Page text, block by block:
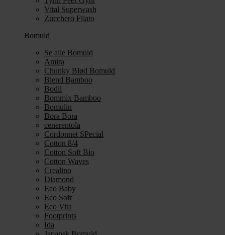
Vital Superwash
Zucchero Filato
Bomuld
Se alle Bomuld
Amira
Chunky Blød Bomuld
Blend Bamboo
Bodil
Bommix Bamboo
Bomulin
Bora Bora
cenerentola
Cordonnet SPecial
Cotton 8/4
Cotton Soft Bio
Cotton Waves
Crealino
Diamond
Eco Baby
Eco Soft
Eco Vita
Footprints
Ida